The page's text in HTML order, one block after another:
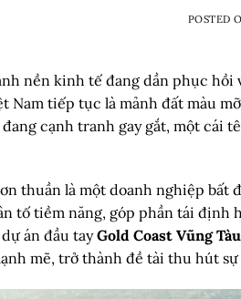
POSTED
nền kinh tế đang dần phục
Nam tiếp tục là mảnh đất màu
cạnh tranh gay gắt, một cái
thuần là một doanh nghiệp bất
tố tiềm năng, góp phần tái định
án đầu tayGold Coast Vũng Tàu
mẽ, trở thành đề tài thu hút